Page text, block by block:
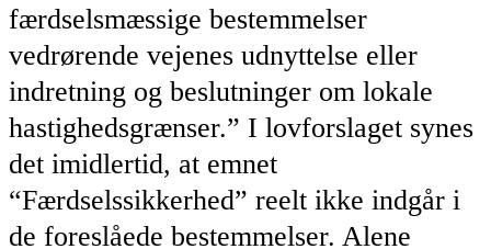
færdselsmæssige bestemmelser
vedrørende vejenes udnyttelse eller
indretning og beslutninger om lokale
hastighedsgrænser.” I lovforslaget synes
det imidlertid, at emnet
“Færdselssikkerhed” reelt ikke indgår i
de foreslåede bestemmelser. Alene